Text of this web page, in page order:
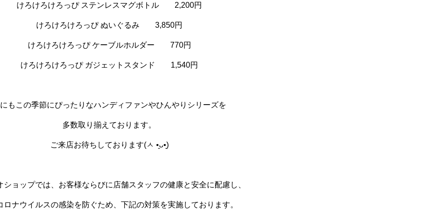
けろけろけろっぴ ステンレスマグボトル 2,200円
けろけろけろっぴ ぬいぐるみ 3,850円
けろけろけろっぴ ケーブルホルダー 770円
けろけろけろっぴ ガジェットスタンド 1,540円
もこの季節にぴったりなハンディファンやひんやりシリーズを
多数取り揃えております。
ご来店お待ちしております(ㅅ •͈ᴗ•͈)
ショップでは、お客様ならびに店舗スタッフの健康と安全に配慮し、
ロナウイルスの感染を防ぐため、下記の対策を実施しております。